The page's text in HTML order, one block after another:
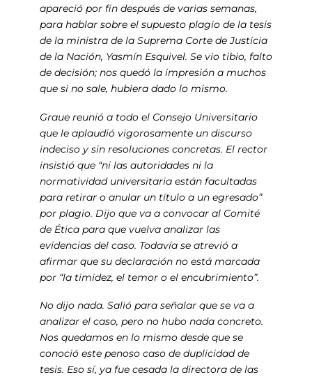
apareció por fin después de varias semanas,
para hablar sobre el supuesto plagio de la tesis
de la ministra de la Suprema Corte de Justicia
de la Nación, Yasmín Esquivel. Se vio tibio, falto
de decisión; nos quedó la impresión a muchos
que si no sale, hubiera dado lo mismo.
Graue reunió a todo el Consejo Universitario
que le aplaudió vigorosamente un discurso
indeciso y sin resoluciones concretas. El rector
insistió que “ni las autoridades ni la
normatividad universitaria están facultadas
para retirar o anular un título a un egresado”
por plagio. Dijo que va a convocar al Comité
de Ética para que vuelva analizar las
evidencias del caso. Todavía se atrevió a
afirmar que su declaración no está marcada
por “la timidez, el temor o el encubrimiento”.
No dijo nada. Salió para señalar que se va a
analizar el caso, pero no hubo nada concreto.
Nos quedamos en lo mismo desde que se
conoció este penoso caso de duplicidad de
tesis. Eso sí, ya fue cesada la directora de las